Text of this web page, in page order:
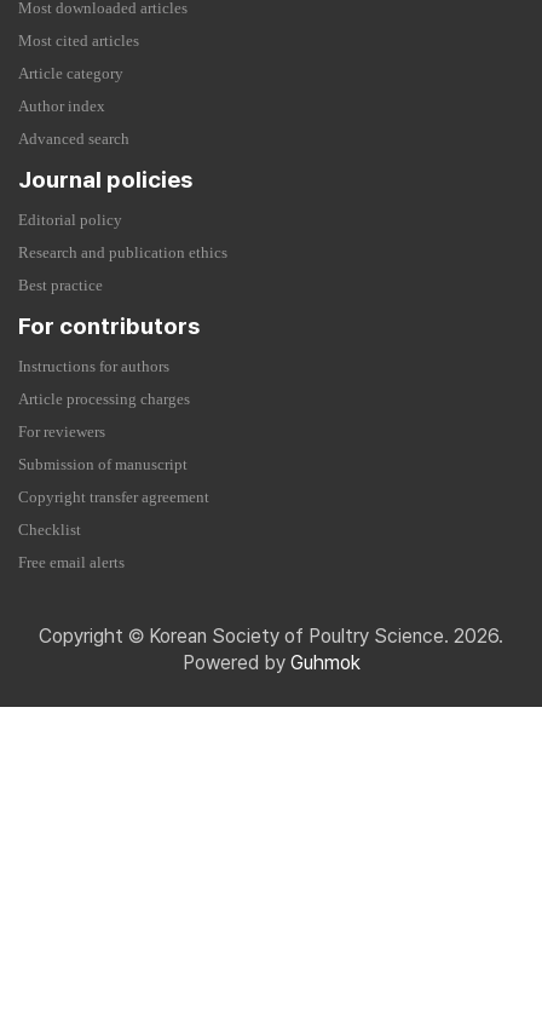
Most downloaded articles
Most cited articles
Article category
Author index
Advanced search
Journal policies
Editorial policy
Research and publication ethics
Best practice
For contributors
Instructions for authors
Article processing charges
For reviewers
Submission of manuscript
Copyright transfer agreement
Checklist
Free email alerts
Copyright © Korean Society of Poultry Science. 2026.
Powered by Guhmok